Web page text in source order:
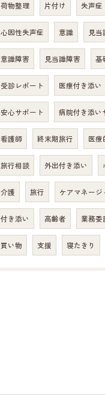
荷物整理 片付け 失声症
心因性失声症 意識 見当
意識障害 見当識障害 基
受診レポート 医療付き添い
安心サポート 病院付き添い
看護師 終末期旅行 医療
旅行相談 外出付き添い
介護 旅行 ケアマネージ
付き添い 高齢者 業務委
買い物 支援 寝たきり